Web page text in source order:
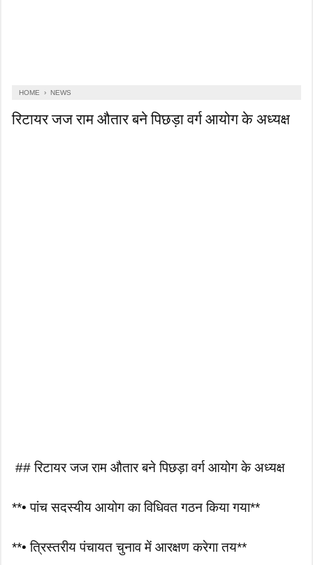
HOME › NEWS
रिटायर जज राम औतार बने पिछड़ा वर्ग आयोग के अध्यक्ष
## रिटायर जज राम औतार बने पिछड़ा वर्ग आयोग के अध्यक्ष
**• पांच सदस्यीय आयोग का विधिवत गठन किया गया**
**• त्रिस्तरीय पंचायत चुनाव में आरक्षण करेगा तय**